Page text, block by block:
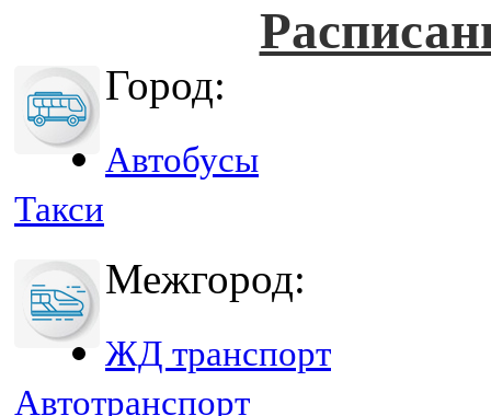
Город:
Автобусы
Такси
Межгород:
ЖД транспорт
Автотранспорт